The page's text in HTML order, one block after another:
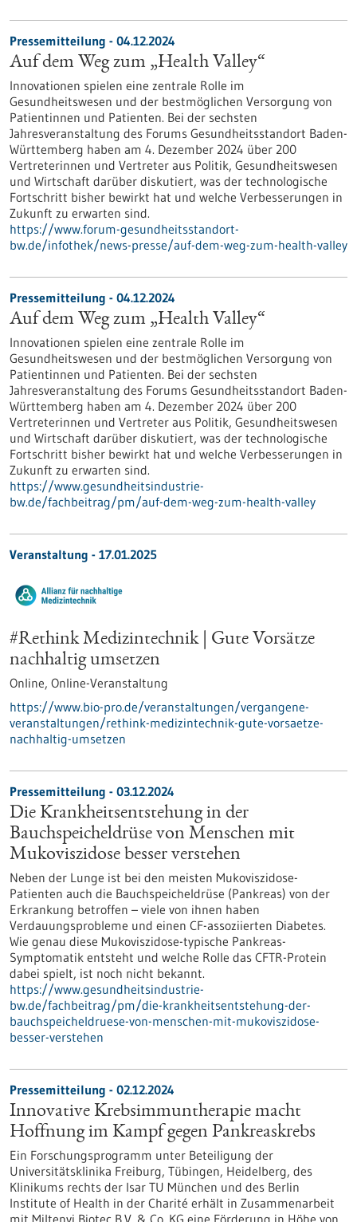
Pressemitteilung - 04.12.2024
Auf dem Weg zum „Health Valley“
Innovationen spielen eine zentrale Rolle im
Gesundheitswesen und der bestmöglichen Versorgung von
Patientinnen und Patienten. Bei der sechsten
Jahresveranstaltung des Forums Gesundheitsstandort Baden-
Württemberg haben am 4. Dezember 2024 über 200
Vertreterinnen und Vertreter aus Politik, Gesundheitswesen
und Wirtschaft darüber diskutiert, was der technologische
Fortschritt bisher bewirkt hat und welche Verbesserungen in
Zukunft zu erwarten sind.
https://www.forum-gesundheitsstandort-
bw.de/infothek/news-presse/auf-dem-weg-zum-health-valley
Pressemitteilung - 04.12.2024
Auf dem Weg zum „Health Valley“
Innovationen spielen eine zentrale Rolle im
Gesundheitswesen und der bestmöglichen Versorgung von
Patientinnen und Patienten. Bei der sechsten
Jahresveranstaltung des Forums Gesundheitsstandort Baden-
Württemberg haben am 4. Dezember 2024 über 200
Vertreterinnen und Vertreter aus Politik, Gesundheitswesen
und Wirtschaft darüber diskutiert, was der technologische
Fortschritt bisher bewirkt hat und welche Verbesserungen in
Zukunft zu erwarten sind.
https://www.gesundheitsindustrie-
bw.de/fachbeitrag/pm/auf-dem-weg-zum-health-valley
Veranstaltung - 17.01.2025
#Rethink Medizintechnik | Gute Vorsätze
nachhaltig umsetzen
Online, Online-Veranstaltung
https://www.bio-pro.de/veranstaltungen/vergangene-
veranstaltungen/rethink-medizintechnik-gute-vorsaetze-
nachhaltig-umsetzen
Pressemitteilung - 03.12.2024
Die Krankheitsentstehung in der
Bauchspeicheldrüse von Menschen mit
Mukoviszidose besser verstehen
Neben der Lunge ist bei den meisten Mukoviszidose-​
Patienten auch die Bauchspeicheldrüse (Pankreas) von der
Erkrankung betroffen – viele von ihnen haben
Verdauungsprobleme und einen CF-​assoziierten Diabetes.
Wie genau diese Mukoviszidose-​typische Pankreas-​
Symptomatik entsteht und welche Rolle das CFTR-​Protein
dabei spielt, ist noch nicht bekannt.
https://www.gesundheitsindustrie-
bw.de/fachbeitrag/pm/die-krankheitsentstehung-der-
bauchspeicheldruese-von-menschen-mit-mukoviszidose-
besser-verstehen
Pressemitteilung - 02.12.2024
Innovative Krebsimmuntherapie macht
Hoffnung im Kampf gegen Pankreaskrebs
Ein Forschungsprogramm unter Beteiligung der
Universitätsklinika Freiburg, Tübingen, Heidelberg, des
Klinikums rechts der Isar TU München und des Berlin
Institute of Health in der Charité erhält in Zusammenarbeit
mit Miltenyi Biotec B.V. & Co. KG eine Förderung in Höhe von